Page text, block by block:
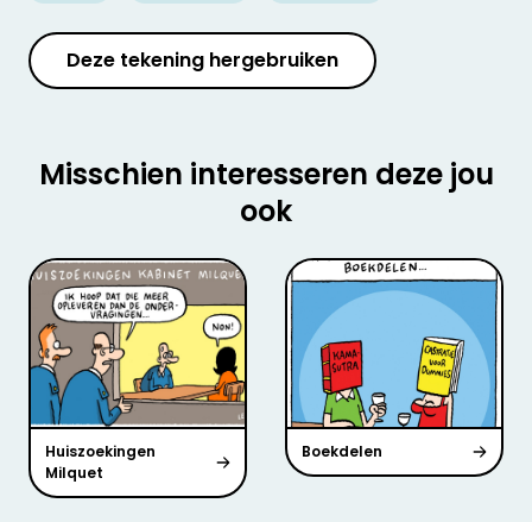
Deze tekening hergebruiken
Misschien interesseren deze jou
ook
Huiszoekingen
Milquet
Boekdelen